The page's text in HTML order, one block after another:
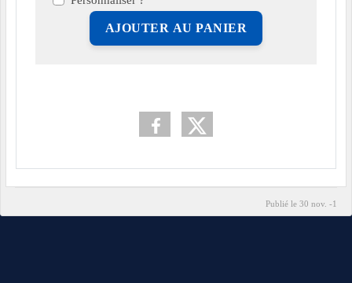
AJOUTER AU PANIER
Publié le 30 nov. -1